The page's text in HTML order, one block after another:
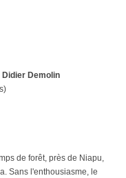
Didier Demolin
de forêt, près de Niapu,
Sans l'enthousiasme, le